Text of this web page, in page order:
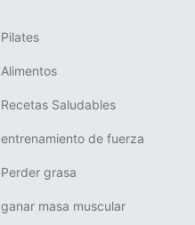
Pilates
Alimentos
Recetas Saludables
entrenamiento de fuerza
Perder grasa
ganar masa muscular